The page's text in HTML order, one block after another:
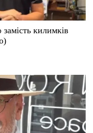
килимків